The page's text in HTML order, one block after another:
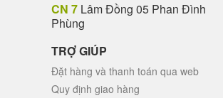
CN 7 Lâm Đồng 05 Phan Đình
Phùng
TRỢ GIÚP
Đặt hàng và thanh toán qua web
Quy định giao hàng